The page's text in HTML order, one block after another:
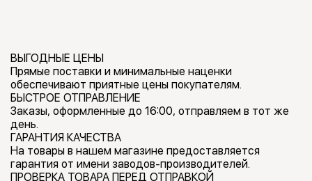
ВЫГОДНЫЕ ЦЕНЫ
Прямые поставки и минимальные наценки
обеспечивают приятные цены покупателям.
БЫСТРОЕ ОТПРАВЛЕНИЕ
Заказы, оформленные до 16:00, отправляем в тот же
день.
ГАРАНТИЯ КАЧЕСТВА
На товары в нашем магазине предоставляется
гарантия от имени заводов-производителей.
ПРОВЕРКА ТОВАРА ПЕРЕД ОТПРАВКОЙ